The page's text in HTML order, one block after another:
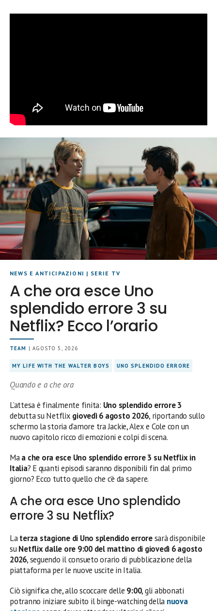
NEWS E ANTICIPAZIONI | SERIE TV
A che ora esce Uno
splendido errore 3 su
Netflix? Ecco l’orario
TEAM | AGOSTO 5, 2026
MY LIFE WITH THE WALTER BOYS UNO SPLENDIDO ERRORE
Quando e a che ora
L’attesa è finalmente finita: Uno splendido errore 3
debutta su Netflix giovedì 6 agosto 2026, riportando sullo
schermo la storia d’amore tra Jackie, Alex e Cole con un
nuovo capitolo ricco di emozioni e colpi di scena.
Maa che ora esce Uno splendido errore 3 su Netflix in
Italia? E quanti episodi saranno disponibili fin dal primo
giorno? Ecco tutto quello che c’è da sapere.
A che ora esce Uno splendido
errore 3 su Netflix?
Laterza stagione di Uno splendido erroresarà disponibile
suNetflix dalle ore 9:00 del mattino di giovedì 6 agosto
2026, seguendo il consueto orario di pubblicazione della
piattaforma per le nuove uscite in Italia.
Ciò significa che, allo scoccare delle 9:00, gli abbonati
potranno iniziare subito il binge-watching della nuova